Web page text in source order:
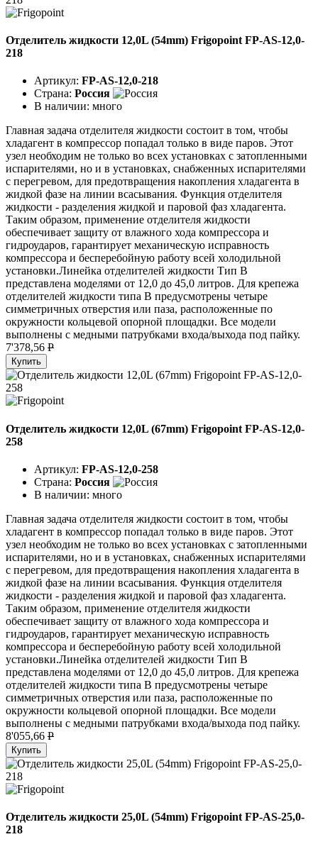
Отделитель жидкости 12,0L (54mm) Frigopoint FP-AS-12,0-
218
Артикул: FP-AS-12,0-218
Страна: Россия
В наличии: много
Главная задача отделителя жидкости состоит в том, чтобы
хладагент в компрессор попадал только в виде паров. Этот
узел необходим не только во всех установках с затопленными
испарителями, но и в установках, снабженных испарителями
с перегревом, для предотвращения накопления хладагента в
жидкой фазе на линии всасывания. Функция отделителя
жидкости - разделения жидкой и паровой фаз хладагента.
Таким образом, применение отделителя жидкости
обеспечивает защиту от влажного хода компрессора и
гидроударов, гарантирует механическую исправность
компрессора и бесперебойную работу всей холодильной
установки.Линейка отделителей жидкости Тип B
представлена моделями от 12,0 до 45,0 литров. Для крепежа
отделителей жидкости типа B предусмотрены четыре
симметричных отверстия или паза, расположенные по
окружности кольцевой опорной площадки. Все модели
выполнены с медными патрубками входа/выхода под пайку.
7'378,56 P
Купить
Отделитель жидкости 12,0L (67mm) Frigopoint FP-AS-12,0-
258
Артикул: FP-AS-12,0-258
Страна: Россия
В наличии: много
Главная задача отделителя жидкости состоит в том, чтобы
хладагент в компрессор попадал только в виде паров. Этот
узел необходим не только во всех установках с затопленными
испарителями, но и в установках, снабженных испарителями
с перегревом, для предотвращения накопления хладагента в
жидкой фазе на линии всасывания. Функция отделителя
жидкости - разделения жидкой и паровой фаз хладагента.
Таким образом, применение отделителя жидкости
обеспечивает защиту от влажного хода компрессора и
гидроударов, гарантирует механическую исправность
компрессора и бесперебойную работу всей холодильной
установки.Линейка отделителей жидкости Тип B
представлена моделями от 12,0 до 45,0 литров. Для крепежа
отделителей жидкости типа B предусмотрены четыре
симметричных отверстия или паза, расположенные по
окружности кольцевой опорной площадки. Все модели
выполнены с медными патрубками входа/выхода под пайку.
8'055,66 P
Купить
Отделитель жидкости 25,0L (54mm) Frigopoint FP-AS-25,0-
218